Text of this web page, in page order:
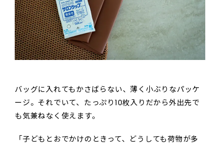
バッグに入れてもかさばらない、薄く小ぶりなパッケ
ージ。それでいて、たっぷり10枚入りだから外出先で
も気兼ねなく使えます。
「子どもとおでかけのときって、どうしても荷物が多